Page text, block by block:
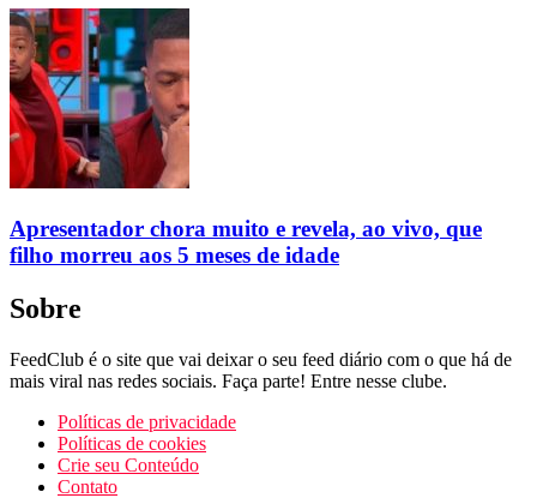
Apresentador chora muito e revela, ao vivo, que
filho morreu aos 5 meses de idade
Sobre
FeedClub é o site que vai deixar o seu feed diário com o que há de
mais viral nas redes sociais. Faça parte! Entre nesse clube.
Políticas de privacidade
Políticas de cookies
Crie seu Conteúdo
Contato